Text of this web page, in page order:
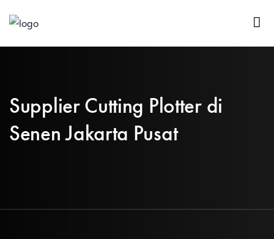
Supplier Cutting Plotter di
Senen Jakarta Pusat